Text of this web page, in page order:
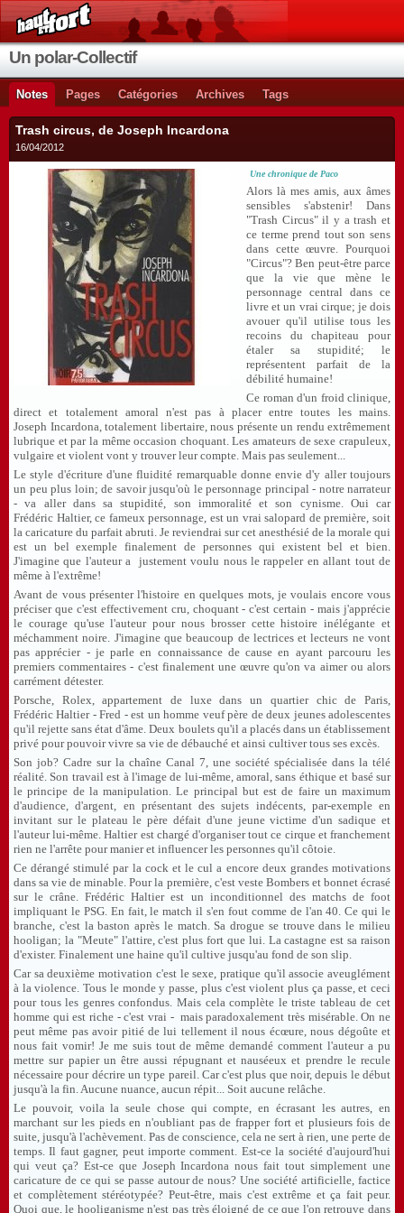
Un polar-Collectif
Notes Pages Catégories Archives Tags
Trash circus, de Joseph Incardona
16/04/2012
Une chronique de Paco
Alors là mes amis, aux âmes
sensibles s'abstenir! Dans
"Trash Circus" il y a trash et
ce terme prend tout son sens
dans cette œuvre. Pourquoi
"Circus"? Ben peut-être parce
que la vie que mène le
personnage central dans ce
livre et un vrai cirque; je dois
avouer qu'il utilise tous les
recoins du chapiteau pour
étaler sa stupidité; le
représentent parfait de la
débilité humaine!
Ce roman d'un froid clinique,
direct et totalement amoral n'est pas à placer entre toutes les mains.
Joseph Incardona, totalement libertaire, nous présente un rendu extrêmement
lubrique et par la même occasion choquant. Les amateurs de sexe crapuleux,
vulgaire et violent vont y trouver leur compte. Mais pas seulement...
Le style d'écriture d'une fluidité remarquable donne envie d'y aller toujours
un peu plus loin; de savoir jusqu'où le personnage principal - notre narrateur
- va aller dans sa stupidité, son immoralité et son cynisme. Oui car
Frédéric Haltier, ce fameux personnage, est un vrai salopard de première, soit
la caricature du parfait abruti. Je reviendrai sur cet anesthésié de la morale qui
est un bel exemple finalement de personnes qui existent bel et bien.
J'imagine que l'auteur a justement voulu nous le rappeler en allant tout de
même à l'extrême!
Avant de vous présenter l'histoire en quelques mots, je voulais encore vous
préciser que c'est effectivement cru, choquant - c'est certain - mais j'apprécie
le courage qu'use l'auteur pour nous brosser cette histoire inélégante et
méchamment noire. J'imagine que beaucoup de lectrices et lecteurs ne vont
pas apprécier - je parle en connaissance de cause en ayant parcouru les
premiers commentaires - c'est finalement une œuvre qu'on va aimer ou alors
carrément détester.
Porsche, Rolex, appartement de luxe dans un quartier chic de Paris,
Frédéric Haltier - Fred - est un homme veuf père de deux jeunes adolescentes
qu'il rejette sans état d'âme. Deux boulets qu'il a placés dans un établissement
privé pour pouvoir vivre sa vie de débauché et ainsi cultiver tous ses excès.
Son job? Cadre sur la chaîne Canal 7, une société spécialisée dans la télé
réalité. Son travail est à l'image de lui-même, amoral, sans éthique et basé sur
le principe de la manipulation. Le principal but est de faire un maximum
d'audience, d'argent, en présentant des sujets indécents, par-exemple en
invitant sur le plateau le père défait d'une jeune victime d'un sadique et
l'auteur lui-même. Haltier est chargé d'organiser tout ce cirque et franchement
rien ne l'arrête pour manier et influencer les personnes qu'il côtoie.
Ce dérangé stimulé par la cock et le cul a encore deux grandes motivations
dans sa vie de minable. Pour la première, c'est veste Bombers et bonnet écrasé
sur le crâne. Frédéric Haltier est un inconditionnel des matchs de foot
impliquant le PSG. En fait, le match il s'en fout comme de l'an 40. Ce qui le
branche, c'est la baston après le match. Sa drogue se trouve dans le milieu
hooligan; la "Meute" l'attire, c'est plus fort que lui. La castagne est sa raison
d'exister. Finalement une haine qu'il cultive jusqu'au fond de son slip.
Car sa deuxième motivation c'est le sexe, pratique qu'il associe aveuglément
à la violence. Tous le monde y passe, plus c'est violent plus ça passe, et ceci
pour tous les genres confondus. Mais cela complète le triste tableau de cet
homme qui est riche - c'est vrai - mais paradoxalement très misérable. On ne
peut même pas avoir pitié de lui tellement il nous écœure, nous dégoûte et
nous fait vomir! Je me suis tout de même demandé comment l'auteur a pu
mettre sur papier un être aussi répugnant et nauséeux et prendre le recule
nécessaire pour décrire un type pareil. Car c'est plus que noir, depuis le début
jusqu'à la fin. Aucune nuance, aucun répit... Soit aucune relâche.
Le pouvoir, voila la seule chose qui compte, en écrasant les autres, en
marchant sur les pieds en n'oubliant pas de frapper fort et plusieurs fois de
suite, jusqu'à l'achèvement. Pas de conscience, cela ne sert à rien, une perte de
temps. Il faut gagner, peut importe comment. Est-ce la société d'aujourd'hui
qui veut ça? Est-ce que Joseph Incardona nous fait tout simplement une
caricature de ce qui se passe autour de nous? Une société artificielle, factice
et complètement stéréotypée? Peut-être, mais c'est extrême et ça fait peur.
Quoi que, le hooliganisme n'est pas très éloigné de ce que l'on retrouve dans